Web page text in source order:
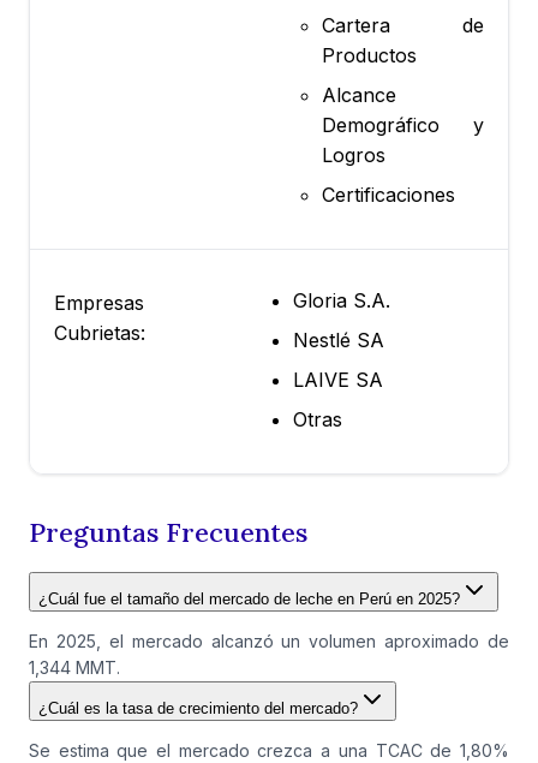
Cartera de
Productos
Alcance
Demográfico y
Logros
Certificaciones
Empresas
Cubrietas:
Gloria S.A.
Nestlé SA
LAIVE SA
Otras
Preguntas Frecuentes
¿Cuál fue el tamaño del mercado de leche en Perú en 2025?
En 2025, el mercado alcanzó un volumen aproximado de
1,344 MMT.
¿Cuál es la tasa de crecimiento del mercado?
Se estima que el mercado crezca a una TCAC de 1,80%